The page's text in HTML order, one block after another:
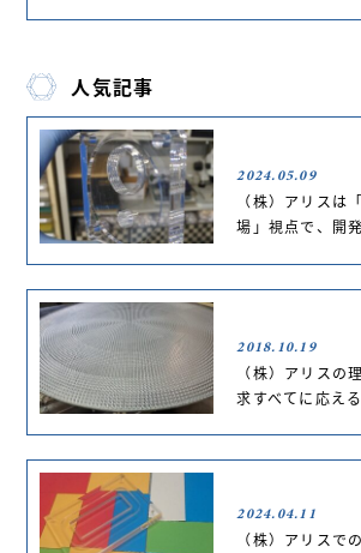
人気記事
2024.05.09
（株）アリスは
場」視点で、開
2018.10.19
（株）アリスの
求すべてに応え
2024.04.11
（株）アリスで